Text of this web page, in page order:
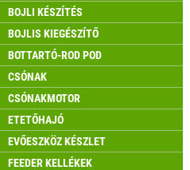
BOJLI KÉSZÍTÉS
BOJLIS KIEGÉSZÍTŐ
BOTTARTÓ-ROD POD
CSÓNAK
CSÓNAKMOTOR
ETETŐHAJÓ
EVŐESZKÖZ KÉSZLET
FEEDER KELLÉKEK